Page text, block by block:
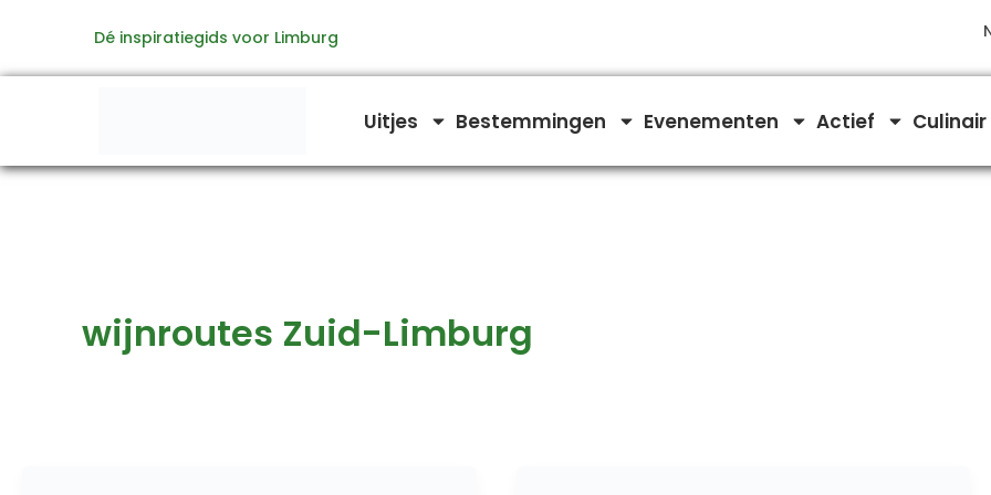
de
Dé inspiratiegids voor Limburg
Uitjes Bestemmingen Evenementen Actief Culinair
wijnroutes Zuid-Limburg